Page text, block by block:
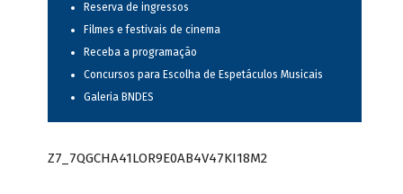
Reserva de ingressos
Filmes e festivais de cinema
Receba a programação
Concursos para Escolha de Espetáculos Musicais
Galeria BNDES
Z7_7QGCHA41LOR9E0AB4V47KI18M2